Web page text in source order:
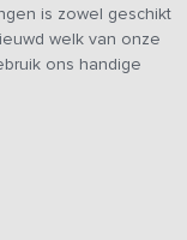
is zowel geschikt
welk van onze
ons handige